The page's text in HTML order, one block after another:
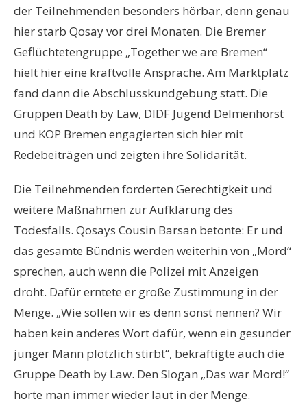
der Teilnehmenden besonders hörbar, denn genau
hier starb Qosay vor drei Monaten. Die Bremer
Geflüchtetengruppe „Together we are Bremen“
hielt hier eine kraftvolle Ansprache. Am Marktplatz
fand dann die Abschlusskundgebung statt. Die
Gruppen Death by Law, DIDF Jugend Delmenhorst
und KOP Bremen engagierten sich hier mit
Redebeiträgen und zeigten ihre Solidarität.
Die Teilnehmenden forderten Gerechtigkeit und
weitere Maßnahmen zur Aufklärung des
Todesfalls. Qosays Cousin Barsan betonte: Er und
das gesamte Bündnis werden weiterhin von „Mord“
sprechen, auch wenn die Polizei mit Anzeigen
droht. Dafür erntete er große Zustimmung in der
Menge. „Wie sollen wir es denn sonst nennen? Wir
haben kein anderes Wort dafür, wenn ein gesunder
junger Mann plötzlich stirbt“, bekräftigte auch die
Gruppe Death by Law. Den Slogan „Das war Mord!“
hörte man immer wieder laut in der Menge.